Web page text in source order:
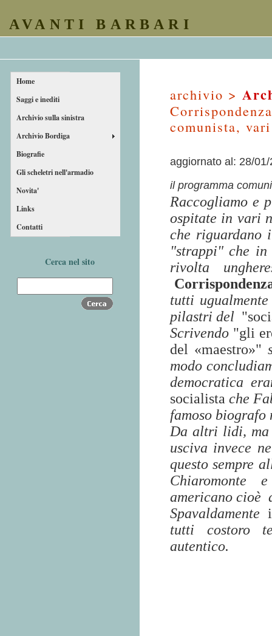
AVANTI BARBARI
Home
Saggi e inediti
Archivio sulla sinistra
Archivio Bordiga
Biografie
Gli scheletri nell'armadio
Novita'
Links
Contatti
Cerca nel sito
archivio >
comunista,
aggiornato al: 28/01/
il programma
Raccogliamo e
ospitate in vari
che riguardano
"strappi" che
rivolta
tutti
pilastri del
Scrivendo "gli
del «maestro»"
modo
democratica
socialistache
famoso
Da altri lidi, ma
usciva invece
questo sempre
Chiaromonte
americano cioè
Spavaldamente
tutti costoro
autentico.